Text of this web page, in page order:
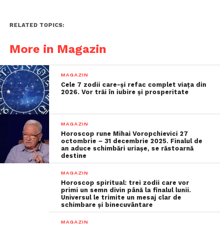
RELATED TOPICS:
More in Magazin
MAGAZIN
Cele 7 zodii care-și refac complet viața din
2026. Vor trăi în iubire și prosperitate
MAGAZIN
Horoscop rune Mihai Voropchievici 27
octombrie – 31 decembrie 2025. Finalul de
an aduce schimbări uriașe, se răstoarnă
destine
MAGAZIN
Horoscop spiritual: trei zodii care vor
primi un semn divin până la finalul lunii.
Universul le trimite un mesaj clar de
schimbare și binecuvântare
MAGAZIN